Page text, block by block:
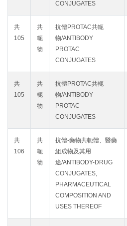
CONJUGATES
共
105
共
軛
物
抗體PROTAC共軛
物/ANTIBODY
PROTAC
CONJUGATES
共
105
共
軛
物
抗體PROTAC共軛
物/ANTIBODY
PROTAC
CONJUGATES
共
106
共
軛
物
抗體-藥物共軛體、醫藥
組成物及其用
途/ANTIBODY-DRUG
CONJUGATES,
PHARMACEUTICAL
COMPOSITION AND
USES THEREOF